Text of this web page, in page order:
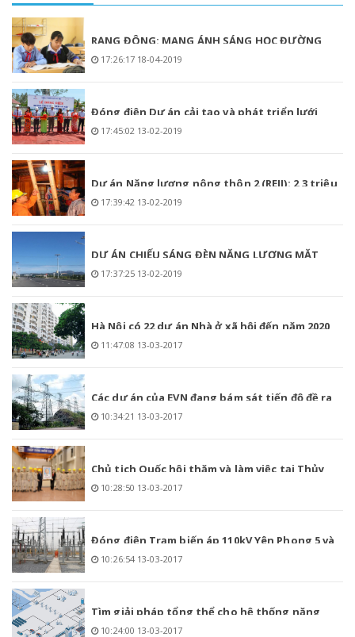
RẠNG ĐÔNG: MANG ÁNH SÁNG HỌC ĐƯỜNG
17:26:17 18-04-2019
Đóng điện Dự án cải tạo và phát triển lưới
17:45:02 13-02-2019
Dự án Năng lượng nông thôn 2 (REII): 2,3 triệu
17:39:42 13-02-2019
DỰ ÁN CHIẾU SÁNG ĐÈN NĂNG LƯỢNG MẶT
17:37:25 13-02-2019
Hà Nội có 22 dự án Nhà ở xã hội đến năm 2020
11:47:08 13-03-2017
Các dự án của EVN đang bám sát tiến độ đề ra
10:34:21 13-03-2017
Chủ tịch Quốc hội thăm và làm việc tại Thủy
10:28:50 13-03-2017
Đóng điện Trạm biến áp 110kV Yên Phong 5 và
10:26:54 13-03-2017
Tìm giải pháp tổng thể cho hệ thống năng
10:24:00 13-03-2017